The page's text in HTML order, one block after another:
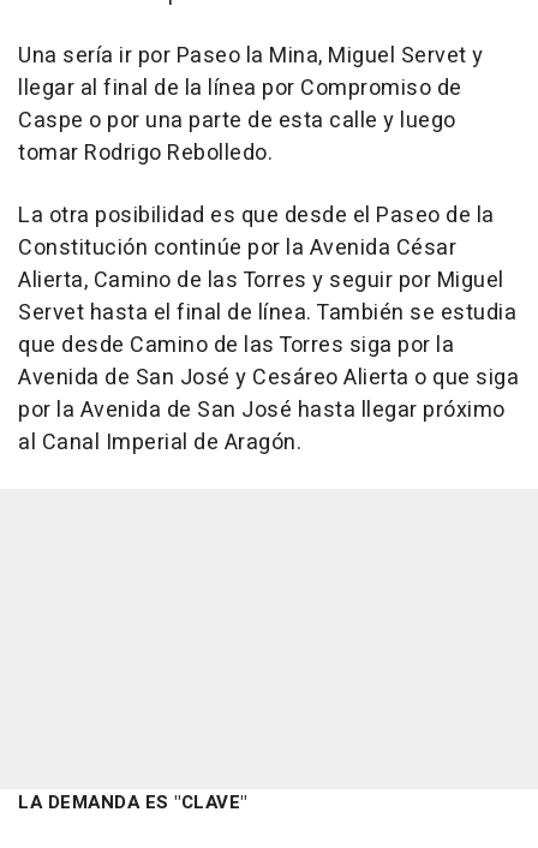
Una sería ir por Paseo la Mina, Miguel Servet y
llegar al final de la línea por Compromiso de
Caspe o por una parte de esta calle y luego
tomar Rodrigo Rebolledo.
La otra posibilidad es que desde el Paseo de la
Constitución continúe por la Avenida César
Alierta, Camino de las Torres y seguir por Miguel
Servet hasta el final de línea. También se estudia
que desde Camino de las Torres siga por la
Avenida de San José y Cesáreo Alierta o que siga
por la Avenida de San José hasta llegar próximo
al Canal Imperial de Aragón.
LA DEMANDA ES "CLAVE"